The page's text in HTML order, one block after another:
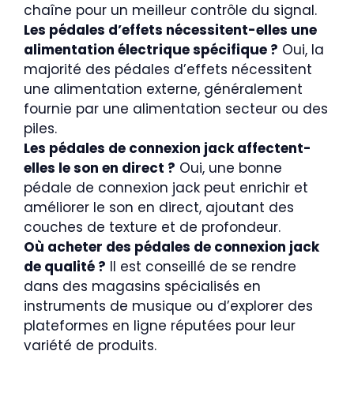
chaîne pour un meilleur contrôle du signal.
Les pédales d’effets nécessitent-elles une
alimentation électrique spécifique ? Oui, la
majorité des pédales d’effets nécessitent
une alimentation externe, généralement
fournie par une alimentation secteur ou des
piles.
Les pédales de connexion jack affectent-
elles le son en direct ? Oui, une bonne
pédale de connexion jack peut enrichir et
améliorer le son en direct, ajoutant des
couches de texture et de profondeur.
Où acheter des pédales de connexion jack
de qualité ? Il est conseillé de se rendre
dans des magasins spécialisés en
instruments de musique ou d’explorer des
plateformes en ligne réputées pour leur
variété de produits.